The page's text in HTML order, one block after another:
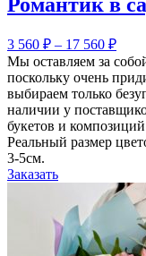
3 560 ₽ – 17 560 ₽
Мы оставляем за
поскольку очень
выбираем только
наличии у
букетов и
Реальный размер
3-5см.
Заказать